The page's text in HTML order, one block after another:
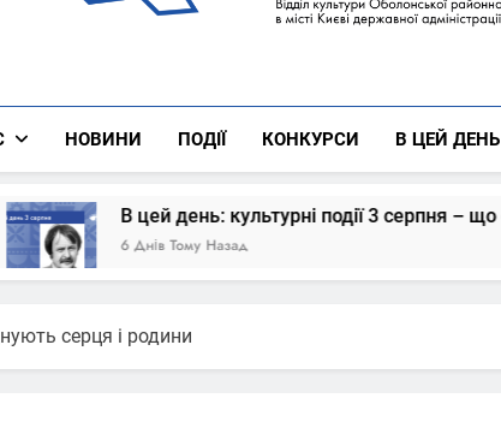
Культура Оболоні
НОВИНИ ПОДІЇ КОНКУРСИ В ЦЕЙ ДЕНЬ
В цей день: культурні події 3 серпня – що сталось
6 Днів Тому Назад
серця і родини